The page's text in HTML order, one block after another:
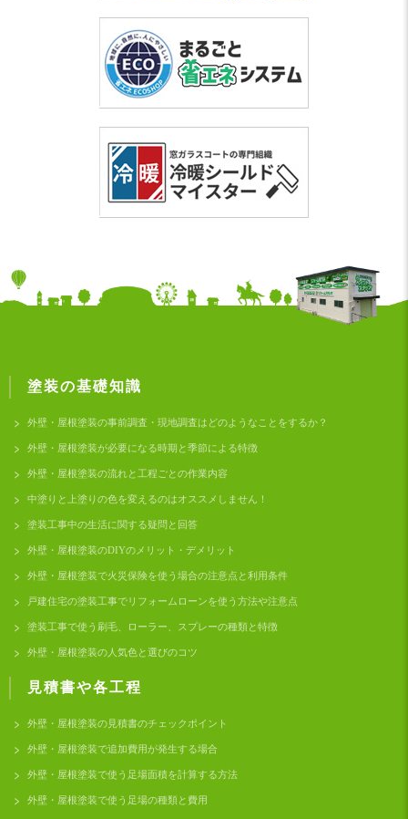
塗装の基礎知識
外壁・屋根塗装の事前調査・現地調査はどのようなことをするか？
外壁・屋根塗装が必要になる時期と季節による特徴
外壁・屋根塗装の流れと工程ごとの作業内容
中塗りと上塗りの色を変えるのはオススメしません！
塗装工事中の生活に関する疑問と回答
外壁・屋根塗装のDIYのメリット・デメリット
外壁・屋根塗装で火災保険を使う場合の注意点と利用条件
戸建住宅の塗装工事でリフォームローンを使う方法や注意点
塗装工事で使う刷毛、ローラー、スプレーの種類と特徴
外壁・屋根塗装の人気色と選びのコツ
見積書や各工程
外壁・屋根塗装の見積書のチェックポイント
外壁・屋根塗装で追加費用が発生する場合
外壁・屋根塗装で使う足場面積を計算する方法
外壁・屋根塗装で使う足場の種類と費用